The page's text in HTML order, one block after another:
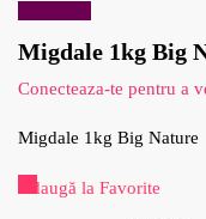
Migdale 1kg Big
Conecteaza-te pentru a
Migdale 1kg Big Nature
Adaugă la Favorite